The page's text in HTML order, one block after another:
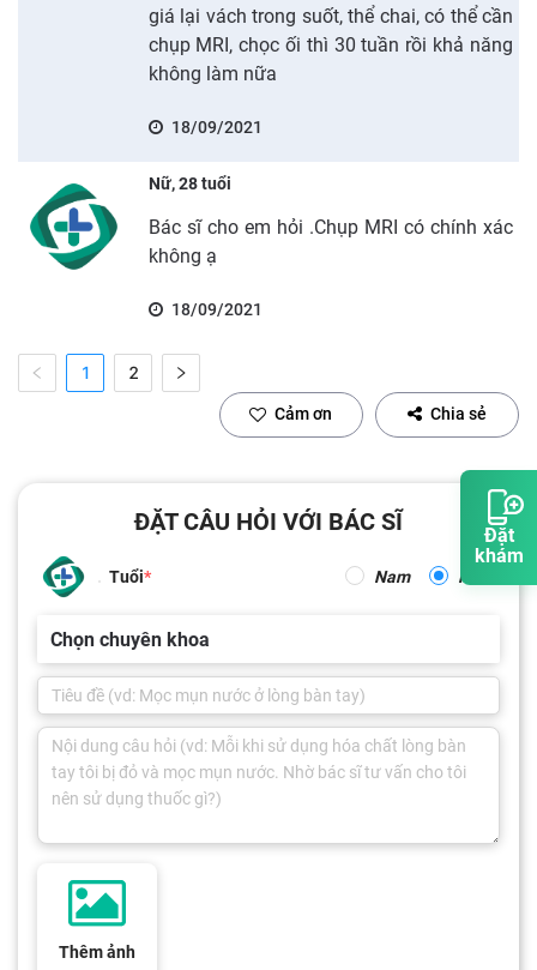
Đặt
khám
giá lại vách trong suốt, thể chai, có thể cần
chụp MRI, chọc ối thì 30 tuần rồi khả năng
không làm nữa
18/09/2021
Nữ, 28 tuổi
Bác sĩ cho em hỏi .Chụp MRI có chính xác
không ạ
18/09/2021
1 2
Cảm ơn Chia sẻ
ĐẶT CÂU HỎI VỚI BÁC SĨ
Tuổi Nam Nữ
Chọn chuyên khoa
Thêm ảnh